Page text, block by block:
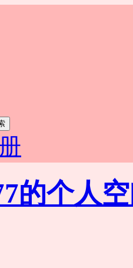
的个人